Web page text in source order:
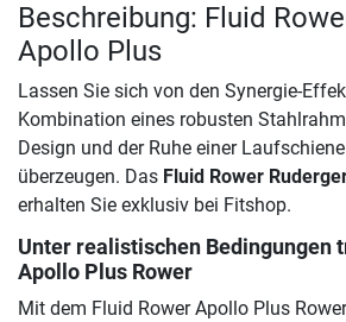
Beschreibung: Fluid
Apollo Plus
Lassen Sie sich von den Synergie-
Kombination eines robusten
Design und der Ruhe einer
überzeugen. Das Fluid Rower
erhalten Sie exklusiv bei Fitshop.
Unter realistischen Bedingungen
Apollo Plus Rower
Mit dem Fluid Rower Apollo Plus